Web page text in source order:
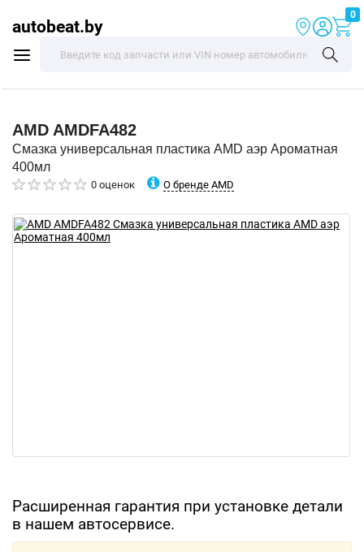
autobeat.by
0
AMD AMDFA482
Смазка универсальная пластика AMD аэр Ароматная
400мл
0 оценок О бренде AMD
Расширенная гарантия при установке детали
в нашем автосервисе.